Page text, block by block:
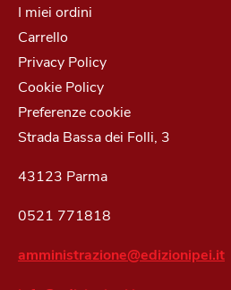
I miei ordini
Carrello
Privacy Policy
Cookie Policy
Preferenze cookie
Strada Bassa dei Folli, 3
43123 Parma
0521 771818
amministrazione@edizionipei.it